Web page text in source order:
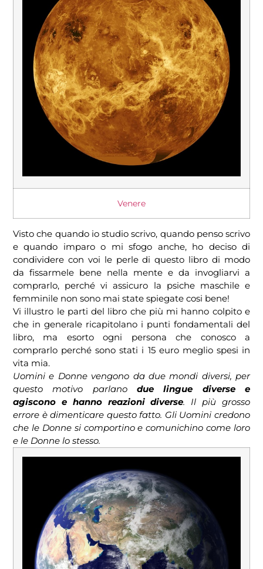
Venere
Visto che quando io studio scrivo, quando penso scrivo
e quando imparo o mi sfogo anche, ho deciso di
condividere con voi le perle di questo libro di modo
da fissarmele bene nella mente e da invogliarvi a
comprarlo, perché vi assicuro la psiche maschile e
femminile non sono mai state spiegate cosi bene!
Vi illustro le parti del libro che più mi hanno colpito e
che in generale ricapitolano i punti fondamentali del
libro, ma esorto ogni persona che conosco a
comprarlo perché sono stati i 15 euro meglio spesi in
vita mia.
Uomini e Donne vengono da due mondi diversi, per
questo motivo parlano due lingue diverse e
agiscono e hanno reazioni diverse. Il più grosso
errore è dimenticare questo fatto. Gli Uomini credono
che le Donne si comportino e comunichino come loro
e le Donne lo stesso.